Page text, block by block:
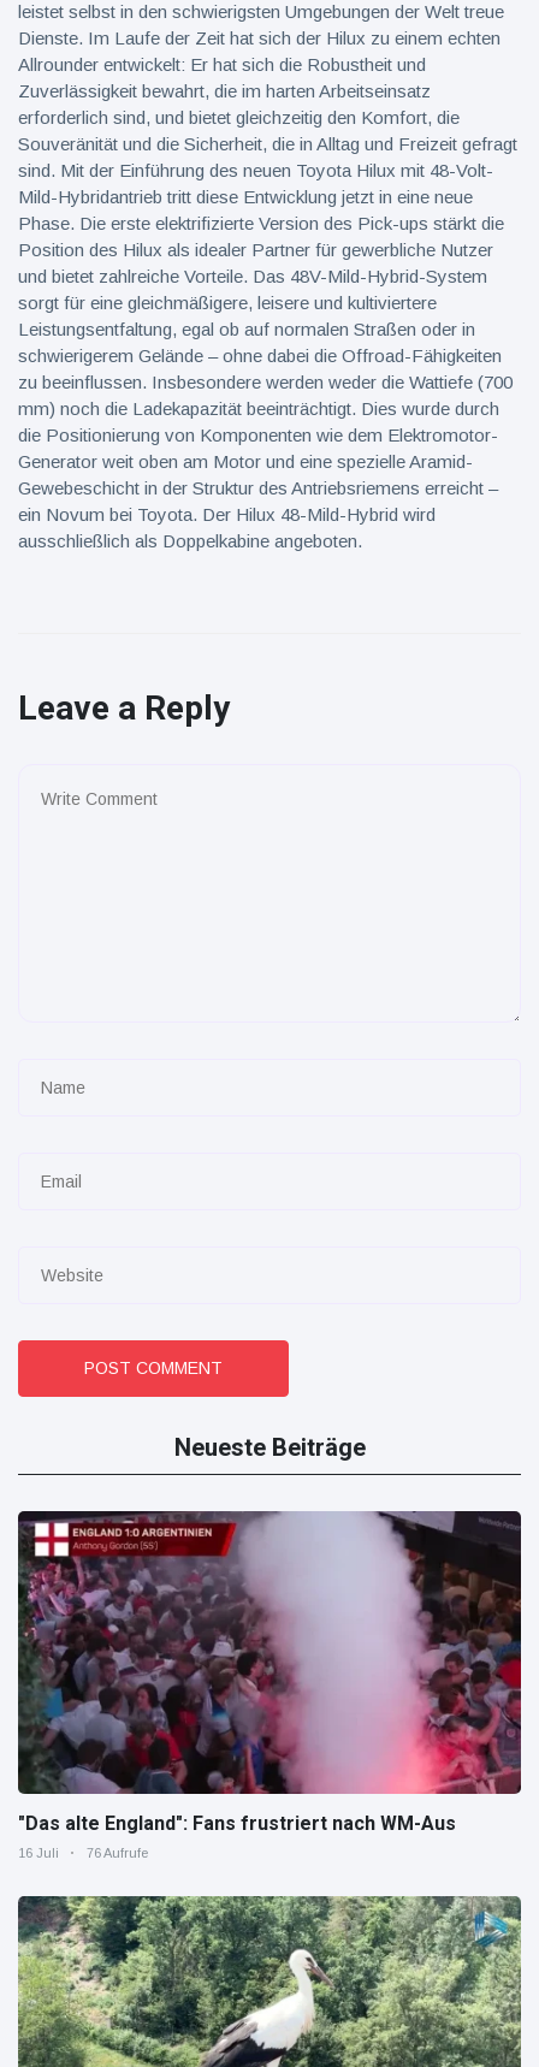
leistet selbst in den schwierigsten Umgebungen der Welt treue
Dienste. Im Laufe der Zeit hat sich der Hilux zu einem echten
Allrounder entwickelt: Er hat sich die Robustheit und
Zuverlässigkeit bewahrt, die im harten Arbeitseinsatz
erforderlich sind, und bietet gleichzeitig den Komfort, die
Souveränität und die Sicherheit, die in Alltag und Freizeit gefragt
sind. Mit der Einführung des neuen Toyota Hilux mit 48-Volt-
Mild-Hybridantrieb tritt diese Entwicklung jetzt in eine neue
Phase. Die erste elektrifizierte Version des Pick-ups stärkt die
Position des Hilux als idealer Partner für gewerbliche Nutzer
und bietet zahlreiche Vorteile. Das 48V-Mild-Hybrid-System
sorgt für eine gleichmäßigere, leisere und kultiviertere
Leistungsentfaltung, egal ob auf normalen Straßen oder in
schwierigerem Gelände – ohne dabei die Offroad-Fähigkeiten
zu beeinflussen. Insbesondere werden weder die Wattiefe (700
mm) noch die Ladekapazität beeinträchtigt. Dies wurde durch
die Positionierung von Komponenten wie dem Elektromotor-
Generator weit oben am Motor und eine spezielle Aramid-
Gewebeschicht in der Struktur des Antriebsriemens erreicht –
ein Novum bei Toyota. Der Hilux 48-Mild-Hybrid wird
ausschließlich als Doppelkabine angeboten.
Leave a Reply
POST COMMENT
Neueste Beiträge
"Das alte England": Fans frustriert nach WM-Aus
16 Juli 76 Aufrufe